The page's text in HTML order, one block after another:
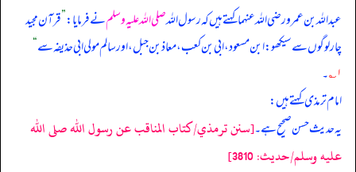
عبداللہ بن عمرو رضی الله عنہما کہتے ہیں کہرسول اللہصلی اللہ علیہ وسلمنے فرمایا:”قرآن مجید
چار لوگوں سے سیکھو: ابن مسعود، ابی بن کعب، معاذ بن جبل، اور سالم مولی ابی حذیفہ سے“
۱؎ ۔
امام ترمذی کہتے ہیں:
یہ حدیث حسن صحیح ہے۔[سنن ترمذي/كتاب المناقب عن رسول الله صلى الله
عليه وسلم/حدیث: 3810]